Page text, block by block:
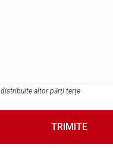
altor părți terțe
TRIMITE